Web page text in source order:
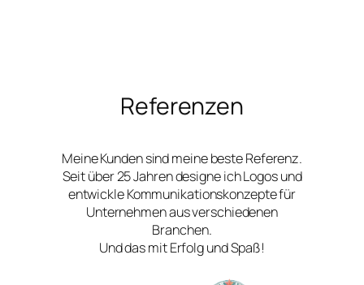
Referenzen
Meine Kunden sind meine beste Referenz.
Seit über 25 Jahren designe ich Logos und
entwickle Kommunikationskonzepte für
Unternehmen aus verschiedenen
Branchen.
Und das mit Erfolg und Spaß!